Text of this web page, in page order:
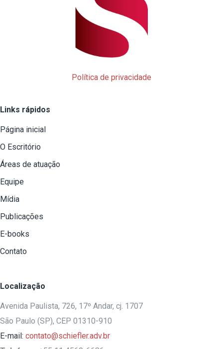
Política de privacidade
Links rápidos
Página inicial
O Escritório
Áreas de atuação
Equipe
Mídia
Publicações
E-books
Contato
Localização
Avenida Paulista, 726, 17º Andar, cj. 1707
São Paulo (SP), CEP 01310-910
E-mail: contato@schiefler.adv.br